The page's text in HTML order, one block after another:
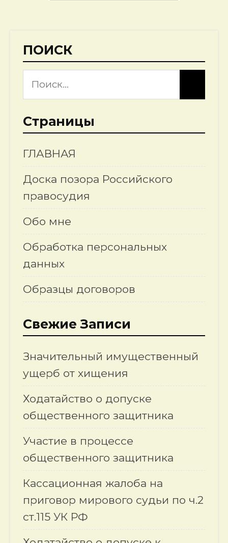
ПОИСК
Страницы
ГЛАВНАЯ
Доска позора Российского
правосудия
Обо мне
Обработка персональных
данных
Образцы договоров
Свежие Записи
Значительный имущественный
ущерб от хищения
Ходатайство о допуске
общественного защитника
Участие в процессе
общественного защитника
Кассационная жалоба на
приговор мирового судьи по ч.2
ст.115 УК РФ